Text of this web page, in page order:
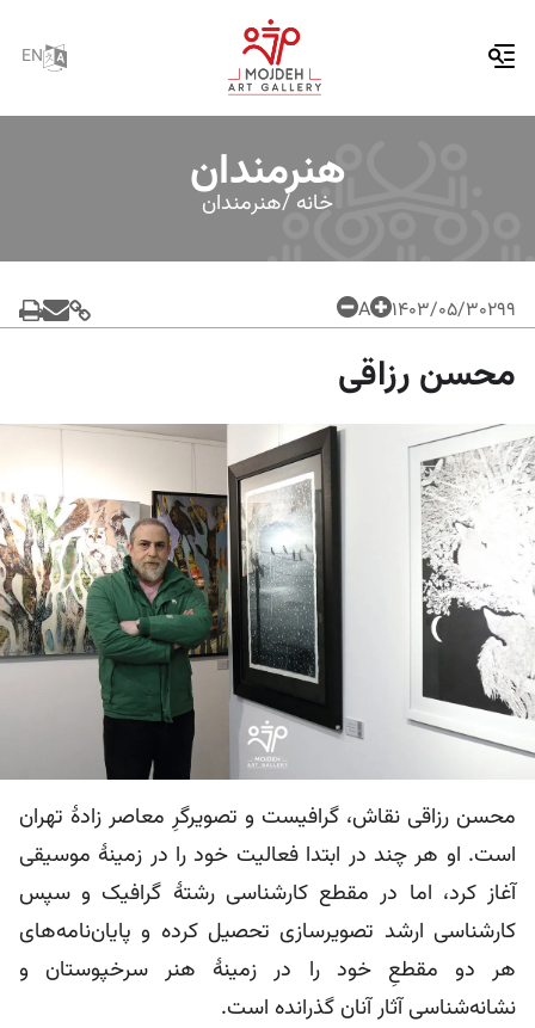
EN
هنرمندان
خانه /هنرمندان
299۱۴۰۳/۰۵/۳۰ A
محسن رزاقی
محسن رزاقی نقاش، گرافیست و تصویرگرِ معاصر زادۀ تهران
است. او هر چند در ابتدا فعالیت خود را در زمینۀ موسیقی
آغاز کرد، اما در مقطع کارشناسی رشتۀ گرافیک و سپس
کارشناسی ارشد تصویرسازی تحصیل کرده و پایان‌نامه‌های
هر دو مقطعِ خود را در زمینۀ هنر سرخپوستان و
نشانه‌شناسی آثار آنان گذرانده است.